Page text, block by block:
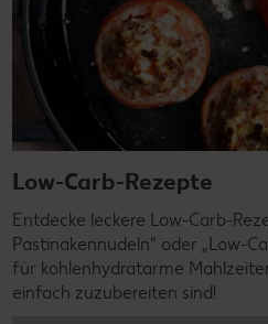
Low-Carb-Rezepte
Entdecke leckere Low-Carb-
Pastinakennudeln" oder „Low-
für kohlenhydratarme
einfach zuzubereiten sind!